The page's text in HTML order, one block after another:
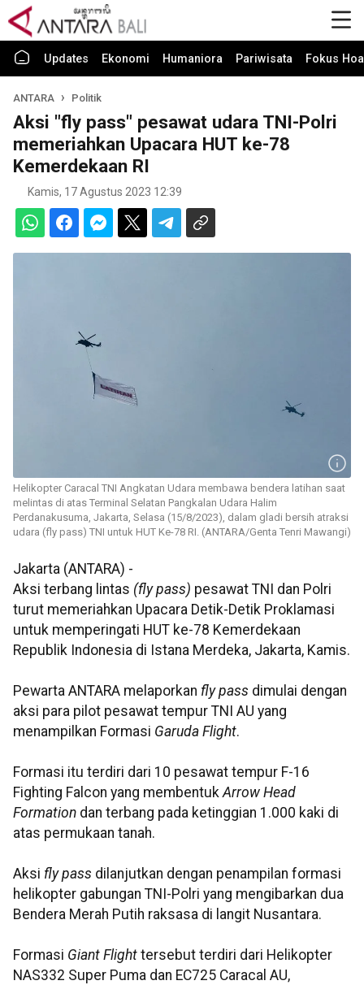
Updates Ekonomi Humaniora Pariwisata Fokus
ANTARA Politik
Aksi "fly pass" pesawat udara TNI-Polri
memeriahkan Upacara HUT ke-78
Kemerdekaan RI
Kamis, 17 Agustus 2023 12:39
Helikopter Caracal TNI Angkatan Udara membawa bendera latihan saat
melintas di atas Terminal Selatan Pangkalan Udara Halim
Perdanakusuma, Jakarta, Selasa (15/8/2023), dalam gladi bersih atraksi
udara (fly pass) TNI untuk HUT Ke-78 RI. (ANTARA/Genta Tenri Mawangi)
Jakarta (ANTARA) -
Aksi terbang lintas (fly pass) pesawat TNI dan Polri
turut memeriahkan Upacara Detik-Detik Proklamasi
untuk memperingati HUT ke-78 Kemerdekaan
Republik Indonesia di Istana Merdeka, Jakarta, Kamis.
Pewarta ANTARA melaporkan fly pass dimulai dengan
aksi para pilot pesawat tempur TNI AU yang
menampilkan Formasi Garuda Flight.
Formasi itu terdiri dari 10 pesawat tempur F-16
Fighting Falcon yang membentukArrow Head
Formation dan terbang pada ketinggian 1.000 kaki di
atas permukaan tanah.
Aksi fly pass dilanjutkan dengan penampilan formasi
helikopter gabungan TNI-Polri yang mengibarkan dua
Bendera Merah Putih raksasa di langit Nusantara.
Formasi Giant Flight tersebut terdiri dari Helikopter
NAS332 Super Puma dan EC725 Caracal AU,